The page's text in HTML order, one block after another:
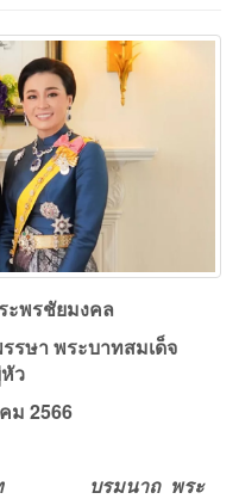
ะพรชัยมงคล
รษา พระบาทสมเด็จ
ว
ม 2566
บรมนาถ พระ